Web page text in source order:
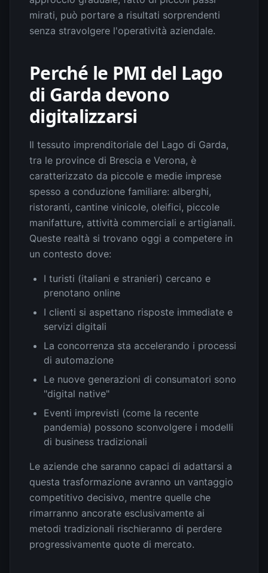
mirati, può portare a risultati sorprendenti
senza stravolgere l'operatività aziendale.
Perché le PMI del Lago
di Garda devono
digitalizzarsi
Il tessuto imprenditoriale del Lago di Garda,
tra le province di Brescia e Verona, è
caratterizzato da piccole e medie imprese
spesso a conduzione familiare: alberghi,
ristoranti, cantine vinicole, oleifici, piccole
manifatture, attività commerciali e artigianali.
Queste realtà si trovano oggi a competere in
un contesto dove:
I turisti (italiani e stranieri) cercano e
prenotano online
I clienti si aspettano risposte immediate e
servizi digitali
La concorrenza sta accelerando i processi
di automazione
Le nuove generazioni di consumatori sono
"digital native"
Eventi imprevisti (come la recente
pandemia) possono sconvolgere i modelli
di business tradizionali
Le aziende che saranno capaci di adattarsi a
questa trasformazione avranno un vantaggio
competitivo decisivo, mentre quelle che
rimarranno ancorate esclusivamente ai
metodi tradizionali rischieranno di perdere
progressivamente quote di mercato.